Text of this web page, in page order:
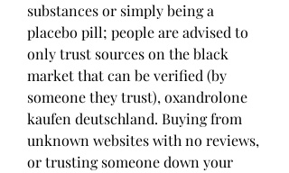
substances or simply being a
placebo pill; people are advised to
only trust sources on the black
market that can be verified (by
someone they trust), oxandrolone
kaufen deutschland. Buying from
unknown websites with no reviews,
or trusting someone down your